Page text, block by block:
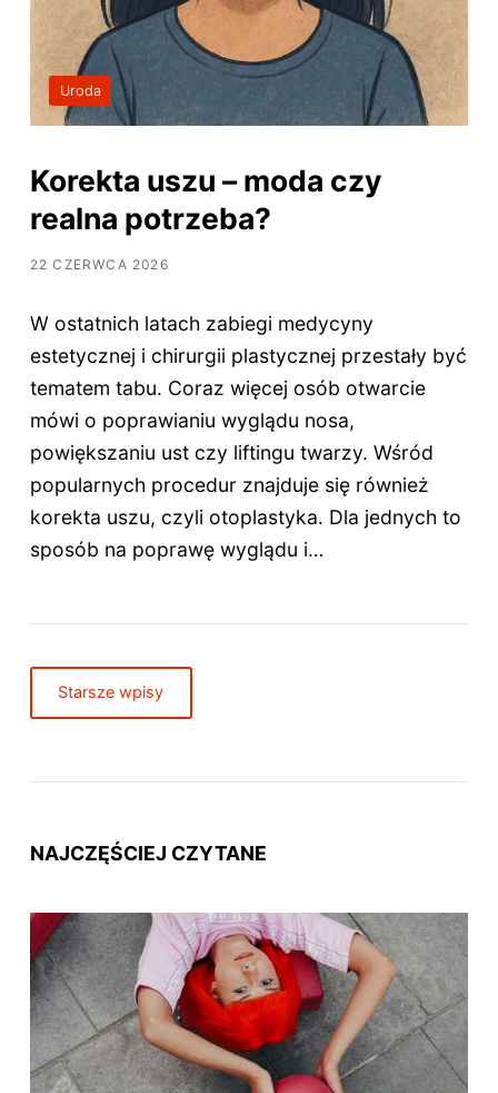
Uroda
Korekta uszu – moda czy
realna potrzeba?
22 CZERWCA 2026
W ostatnich latach zabiegi medycyny
estetycznej i chirurgii plastycznej przestały być
tematem tabu. Coraz więcej osób otwarcie
mówi o poprawianiu wyglądu nosa,
powiększaniu ust czy liftingu twarzy. Wśród
popularnych procedur znajduje się również
korekta uszu, czyli otoplastyka. Dla jednych to
sposób na poprawę wyglądu i…
Starsze wpisy
NAJCZĘŚCIEJ CZYTANE